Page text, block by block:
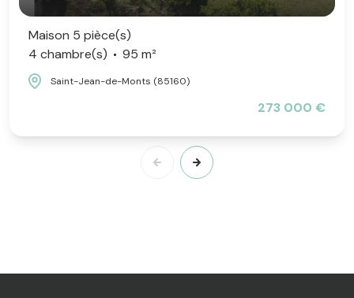
Maison 5 pièce(s)
4 chambre(s)
95 m²
Saint-Jean-de-Monts (85160)
273 000 €